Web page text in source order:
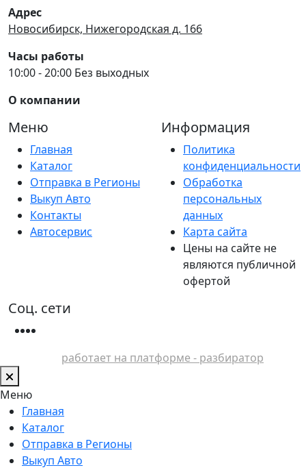
Адрес
Новосибирск, Нижегородская д. 166
Часы работы
10:00 - 20:00 Без выходных
О компании
Меню
Главная
Каталог
Отправка в Регионы
Выкуп Авто
Контакты
Автосервис
Информация
Политика
конфиденциальности
Обработка
персональных
данных
Карта сайта
Цены на сайте не
являются публичной
офертой
Соц. сети
работает на платформе - разбиратор
Меню
Главная
Каталог
Отправка в Регионы
Выкуп Авто